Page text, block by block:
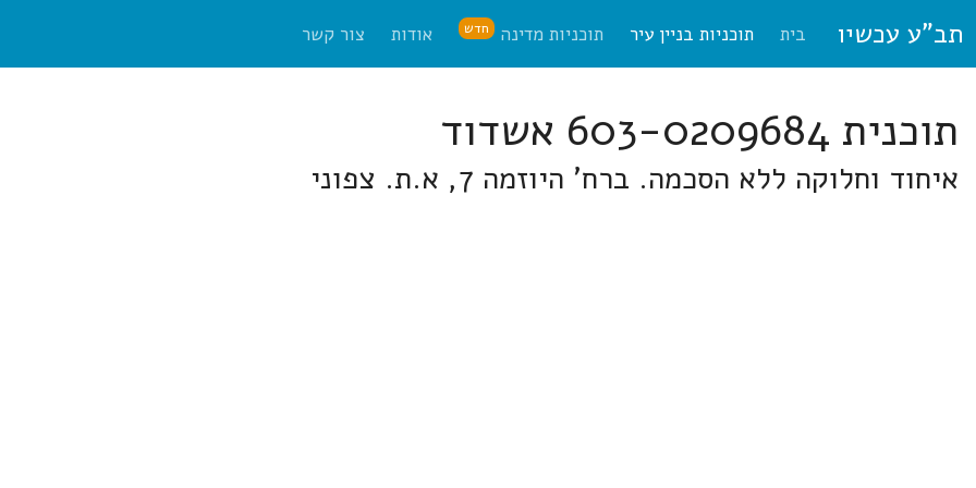
תב"ע עכשיו בית תוכניות בניין עיר תוכניות מדינה חדש אודות צור קשר
תוכנית 603-0209684 אשדוד
איחוד וחלוקה ללא הסכמה. ברח' היוזמה 7, א.ת. צפוני